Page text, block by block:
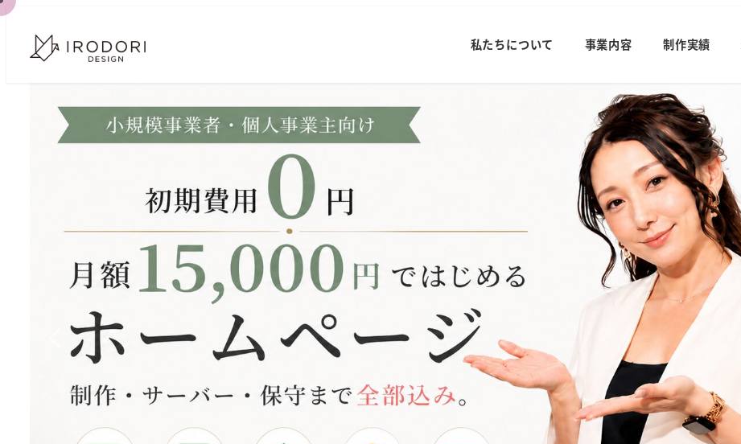
メ
私たちについて 事業内容 制作実績